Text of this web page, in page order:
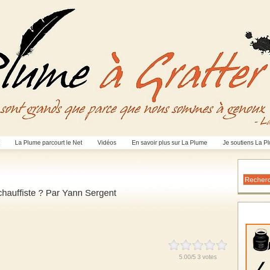
La Plume parcourt le Net Vidéos En savoir plus sur La Plume Je soutiens La
? Par Yann Sergent
5.00/5 3 votes